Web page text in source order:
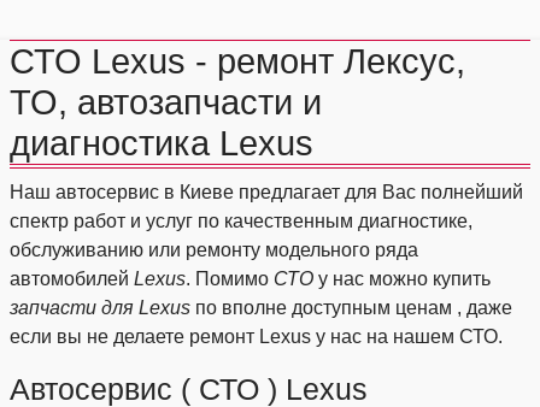
СТО Lexus - ремонт Лексус,
ТО, автозапчасти и
диагностика Lexus
Наш автосервис в Киеве предлагает для Вас полнейший
спектр работ и услуг по качественным диагностике,
обслуживанию или ремонту модельного ряда
автомобилей Lexus. Помимо СТО у нас можно купить
запчасти для Lexus по вполне доступным ценам , даже
если вы не делаете ремонт Lexus у нас на нашем СТО.
Автосервис ( СТО ) Lexus